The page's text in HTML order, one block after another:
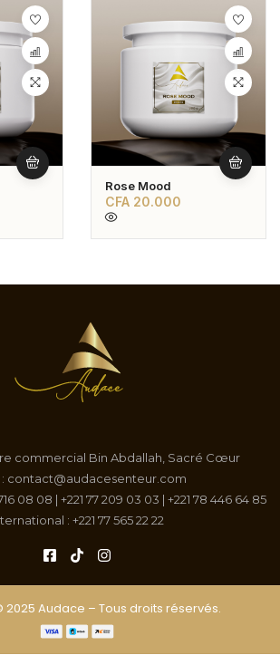
Rose Mood
CFA 20.000
commercial Bin Abdallah, Sacré Cœur
: contact@audacesenteur.com
08 08 | +221 77 209 03 03 | +221 78 446 64 85
: +221 77 565 22 22
2025 Audace – Tous droits réservés.